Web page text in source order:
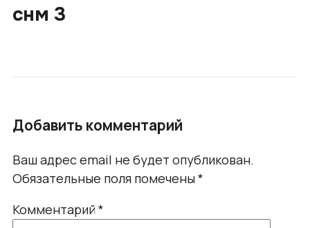
снм 3
Добавить комментарий
Ваш адрес email не будет опубликован.
Обязательные поля помечены*
Комментарий*